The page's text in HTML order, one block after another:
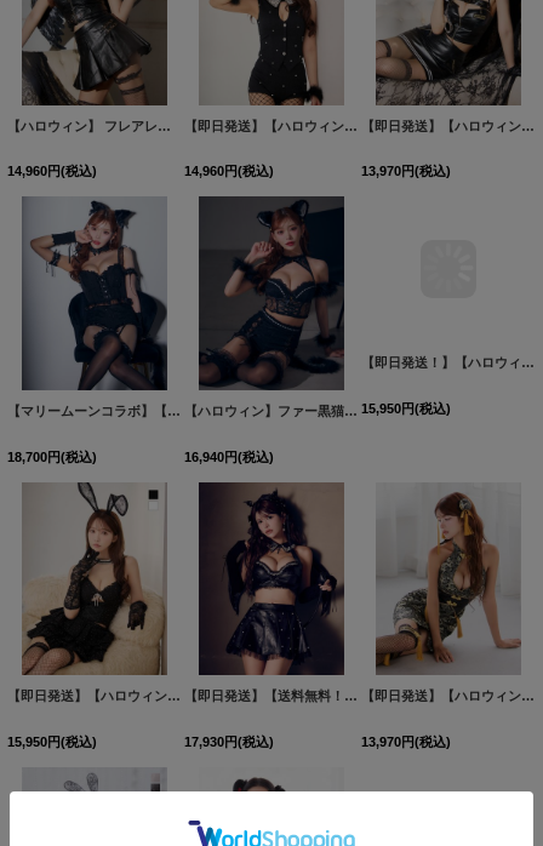
【ハロウィン】 フレアレザーデビルセットアップ 【コスプレ8点セット】【XS-Lサイズ/1カラー】[HC03-H]三上悠亜着用
14,960円(税込)
【即日発送】【ハロウィン】タキシードバニーセットアップ【コスプレ6点セット】【XS-Lサイズ/1カラー】[HC03]三上悠亜着用
14,960円(税込)
【即日発送】【ハロウィン】ベルトレザーポリスセットアップ 【コスプレ6点セット】【XS-Mサイズ】(HC206-SV)[HC03-Bg]三上悠亜着用
13,970円(税込)
【マリームーンコラボ】【ハロウィン】ビスチェセットアップキャットコスプレ【コスプレ7点セット】【XS-Lサイズ/2カラー】【一部予約/9月中旬発送予定】[HC03]明日花キララ着用
18,700円(税込)
【ハロウィン】ファー黒猫セットアップ【コスプレ5点セット】【XS-Mサイズ/1カラー】[HC03]明日花キララ着用
16,940円(税込)
【即日発送】【ハロウィン】バニーレースビスチェセットアップ【コスプレ6点セット】【XS-Mサイズ/2カラー】[HC03]三上悠亜着用
15,950円(税込)
【即日発送】【送料無料！】【ハロウィン】【うづきふうかコラボ】 レザーデビルセットアップ 【コスプレ6点セット】[HC03]
17,930円(税込)
【即日発送】【ハロウィン】アメスリコルセットチャイナ【コスプレ3点セット】【XS-XLサイズ/1カラー】[HC03]
13,970円(税込)